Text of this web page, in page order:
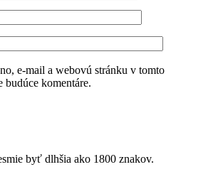
e-mail a webovú stránku v tomto
budúce komentáre.
byť dlhšia ako 1800 znakov.